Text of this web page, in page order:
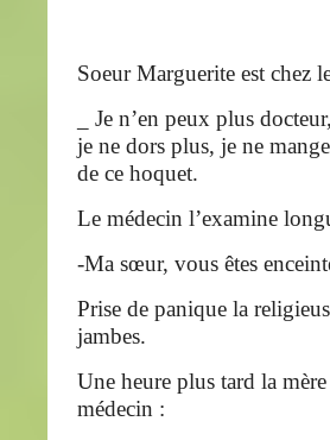
Soeur Marguerite est chez
_ Je n’en peux plus
je ne dors plus, je ne
de ce hoquet.
Le médecin l’examine
-Ma sœur, vous êtes
Prise de panique la
jambes.
Une heure plus tard la
médecin :